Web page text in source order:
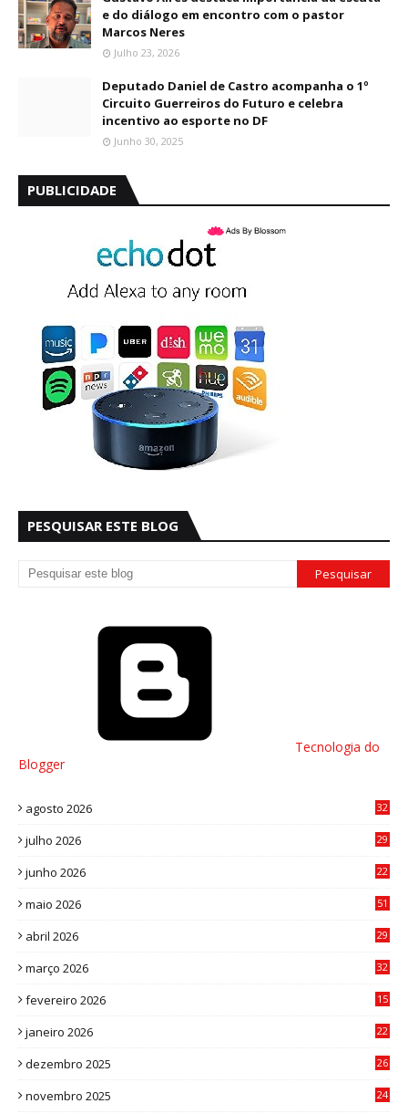
e do diálogo em encontro com o pastor
Marcos Neres
Julho 23, 2026
Deputado Daniel de Castro acompanha o 1º
Circuito Guerreiros do Futuro e celebra
incentivo ao esporte no DF
Junho 30, 2025
PUBLICIDADE
PESQUISAR ESTE BLOG
Tecnologia do
Blogger
agosto 2026 32
julho 2026
29
junho 2026
22
maio 2026
51
abril 2026
29
março 2026
32
fevereiro 2026
15
janeiro 2026
22
dezembro 2025
26
novembro 2025
24